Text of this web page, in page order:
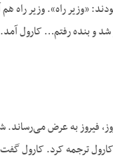
«وزیر راه».
و بنده رفتم… کارول
فیروز به عرض
کارول ترجمه کرد. کارول